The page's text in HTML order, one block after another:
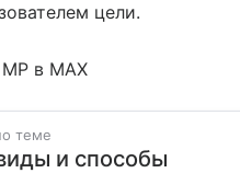
цели.
в MAX
теме
и способы